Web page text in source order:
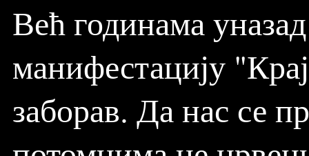
Већ годинама
манифестацију
заборав. Да нас се